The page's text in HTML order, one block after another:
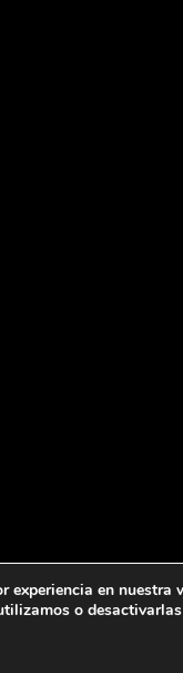
experiencia en nuestra
o